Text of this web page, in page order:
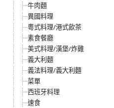
牛肉麵
異國料理
粵式料理/港式飲茶
素食餐廳
美式料理/漢堡/炸雞
義大利麵
義法料理/義大利麵
菜單
西班牙料理
速食